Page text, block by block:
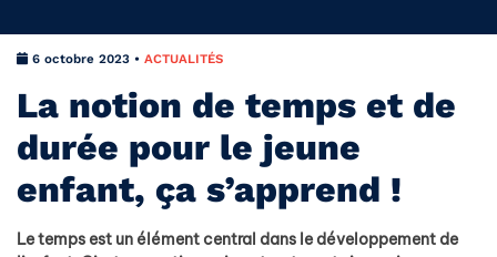
6 octobre 2023 • ACTUALITÉS
La notion de temps et de
durée pour le jeune
enfant, ça s’apprend !
Le temps est un élément central dans le développement de